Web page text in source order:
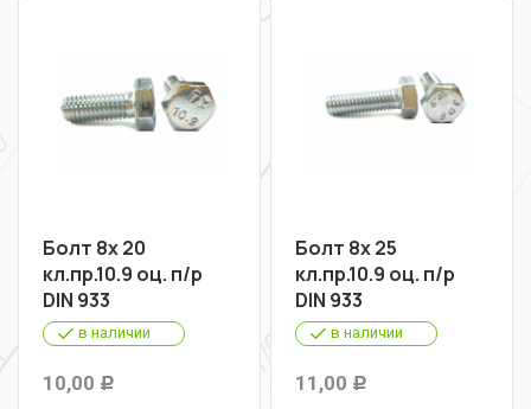
Болт 8х 20
кл.пр.10.9 оц. п/р
DIN 933
в наличии
10,00 Р
Болт 8х 25
кл.пр.10.9 оц. п/р
DIN 933
в наличии
11,00 Р